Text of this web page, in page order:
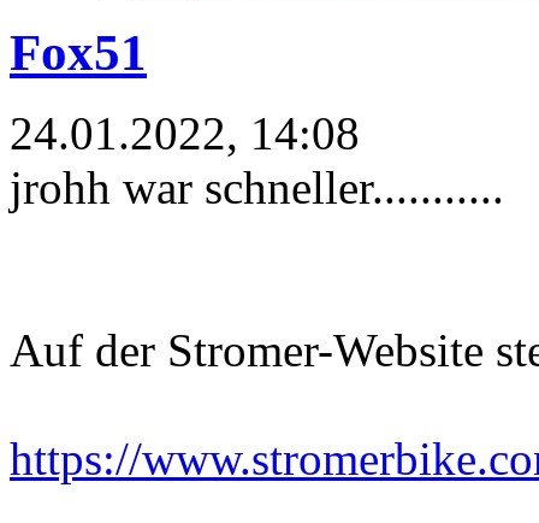
Fox51
24.01.2022, 14:08
jrohh war schneller...........
Auf der Stromer-Website
https://